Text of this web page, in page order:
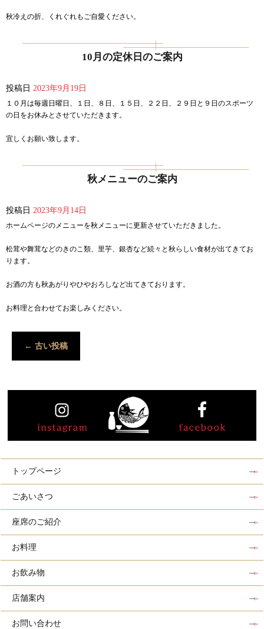
秋冷えの折、くれぐれもご自愛ください。
10月の定休日のご案内
投稿日 2023年9月19日
１０月は毎週日曜日、１日、８日、１５日、２２日、２９日と９日のスポーツ
の日をお休みとさせていただきます。
宜しくお願い致します。
秋メニューのご案内
投稿日 2023年9月14日
ホームページのメニューを秋メニューに更新させていただきました。
松茸や舞茸などのきのこ類、里芋、銀杏など続々と秋らしい食材が出てきてお
ります。
お酒の方も秋あがりやひやおろしなど出てきております。
お料理と合わせてお楽しみください。
← 古い投稿
トップページ
ごあいさつ
座席のご紹介
お料理
お飲み物
店舗案内
お問い合わせ